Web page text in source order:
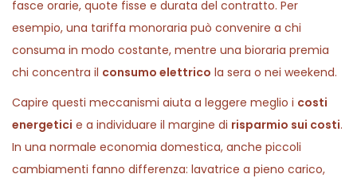
fasce orarie, quote fisse e durata del contratto. Per
esempio, una tariffa monoraria può convenire a chi
consuma in modo costante, mentre una bioraria premia
chi concentra il consumo elettrico la sera o nei weekend.
Capire questi meccanismi aiuta a leggere meglio i costi
energetici e a individuare il margine di risparmio sui costi.
In una normale economia domestica, anche piccoli
cambiamenti fanno differenza: lavatrice a pieno carico,